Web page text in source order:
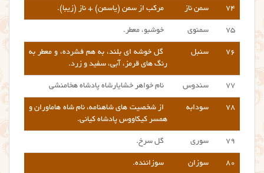
۷۴ سمن ناز مرکب از سمن (یاسمن) + ناز (زیبا).
۷۵ سمنوی خوشبو، معطر.
۷۶ سنبل
گل خوشه ای بلند، به هم فشرده، و معطر به
رنگ های قرمز، آبی، سفید و زرد.
۷۷ سندوس نام خواهر خشایارشاه پادشاه هخامنشی
۷۸ سودابه
از شخصیت های شاهنامه، نام شاه هاماوران و
همسر کیکاووس پادشاه کیانی.
۷۹ سوری گل سرخ.
۸۰ سوزان سوزاننده.